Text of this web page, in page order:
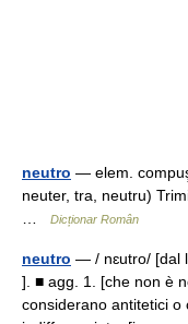
neutro — elem.
neuter, tra, neutru)
Dicționar Român
neutro — / nɛutro/ [dal
]. ■ agg. 1. [che non è
considerano antitetici